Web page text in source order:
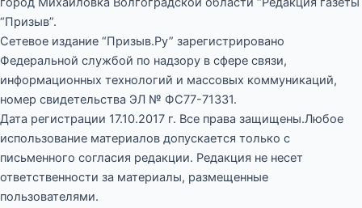
“Призыв”.
Сетевое издание “Призыв.Ру” зарегистрировано
Федеральной службой по надзору в сфере связи,
информационных технологий и массовых коммуникаций,
номер свидетельства ЭЛ № ФС77-71331.
Дата регистрации 17.10.2017 г. Все права защищены.Любое
использование материалов допускается только с
письменного согласия редакции. Редакция не несет
ответственности за материалы, размещенные
пользователями.